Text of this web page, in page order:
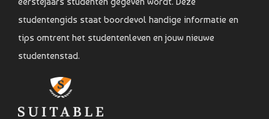
studentengids staat boordevol handige informatie en
tips omtrent het studentenleven en jouw nieuwe
studentenstad.